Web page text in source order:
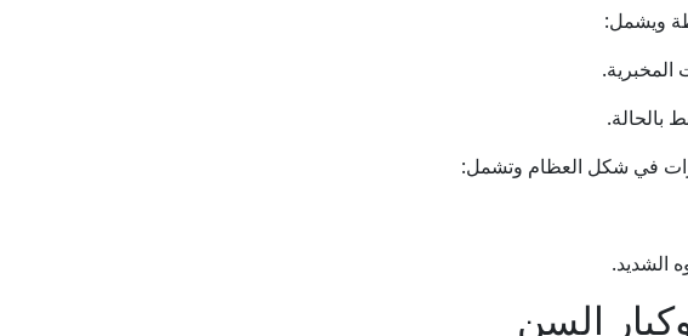
ويشمل:
بالحالة.
في شكل العظام وتشمل:
الشديد.
السن